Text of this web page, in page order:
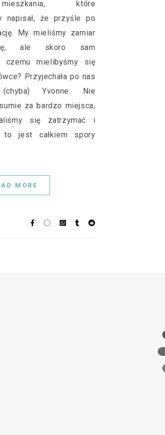
które
napisał, że przyśle po
My mieliśmy zamiar
ale skoro sam
czemu mielibyśmy się
Przyjechała po nas
Yvonne. Nie
za bardzo miejsca,
się zatrzymać i
to jest całkiem spory
MORE